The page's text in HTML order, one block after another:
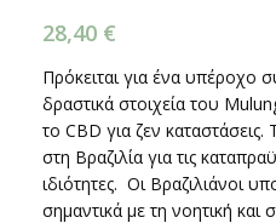
28,40 €
Πρόκειται για ένα υπέροχο
δραστικά στοιχεία του
το CBD για ζεν
στη Βραζιλία για τις
ιδιότητες. Οι Βραζιλιάνοι
σημαντικά με τη νοητική